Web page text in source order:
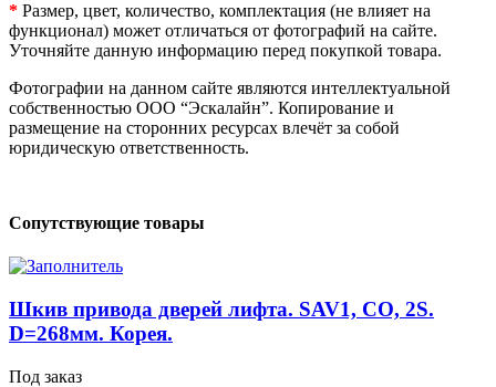
кронштейна.
CO,
INV
DOOR
M/C,
SAV.
(06С-1,
С-06С-1)
* Размер, цвет, количество, комплектация (не влияет на
функционал) может отличаться от фотографий на сайте.
Уточняйте данную информацию перед покупкой товара.
Фотографии на данном сайте являются интеллектуальной
собственностью ООО “Эскалайн”. Копирование и
размещение на сторонних ресурсах влечёт за собой
юридическую ответственность.
Сопутствующие товары
Шкив привода дверей лифта. SAV1, CO, 2S.
D=268мм. Корея.
Под заказ